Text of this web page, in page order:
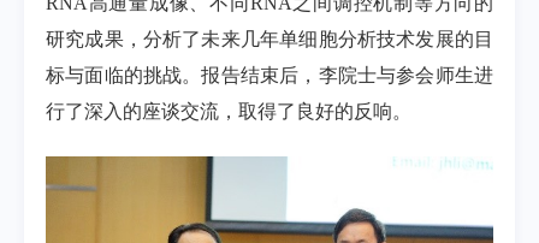
研究成果，分析了未来几年单细胞分析技术发展的目
标与面临的挑战。报告结束后，李院士与参会师生进
行了深入的座谈交流，取得了良好的反响。